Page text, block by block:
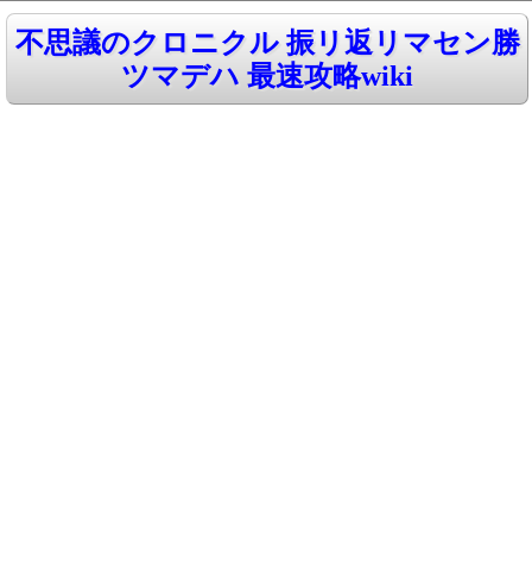
不思議のクロニクル 振リ返リマセン勝
ツマデハ 最速攻略wiki